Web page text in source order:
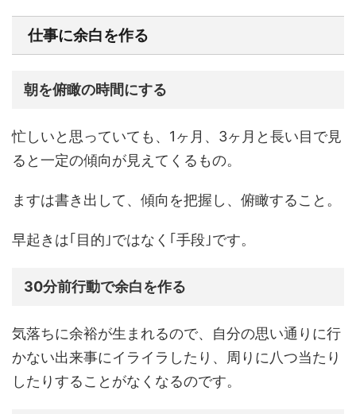
仕事に余白を作る
朝を俯瞰の時間にする
忙しいと思っていても、1ヶ月、3ヶ月と長い目で見
ると一定の傾向が見えてくるもの。
ますは書き出して、傾向を把握し、俯瞰すること。
早起きは｢目的｣ではなく｢手段｣です。
30分前行動で余白を作る
気落ちに余裕が生まれるので、自分の思い通りに行
かない出来事にイライラしたり、周りに八つ当たり
したりすることがなくなるのです。